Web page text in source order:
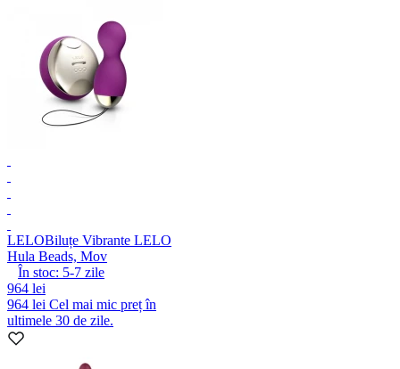
LELOBiluțe Vibrante LELO
Hula Beads, Mov
În stoc: 5-7 zile
964 lei
964 lei Cel mai mic preț în
ultimele 30 de zile.